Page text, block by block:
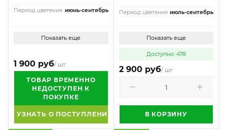
Период цветения июнь-сентябрь
Показать еще
1 900 руб/ шт
ТОВАР ВРЕМЕННО
НЕДОСТУПЕН К
ПОКУПКЕ
УЗНАТЬ О ПОСТУПЛЕНИИ
Период цветения июль-сентябрь
Показать еще
Доступно: 478
2 900 руб/ шт
В КОРЗИНУ